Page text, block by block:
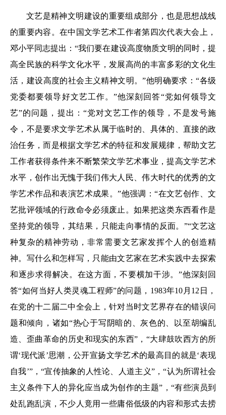
文艺是精神文明建设的重要组成部分，也是思想战线
的重要内容。在中国文学艺术工作者第四次代表大会上，
邓小平同志提出：“我们要在建设高度物质文明的同时，提
高全民族的科学文化水平，发展高尚的丰富多彩的文化生
活，建设高度的社会主义精神文明。”他明确要求：“各级
党委都要领导好文艺工作。”他深刻回答“党如何领导文
艺”的问题，提出：“党对文艺工作的领导，不是发号施
令，不是要求文学艺术从属于临时的、具体的、直接的政
治任务，而是根据文学艺术的特征和发展规律，帮助文艺
工作者获得条件来不断繁荣文学艺术事业，提高文学艺术
水平，创作出无愧于我们伟大人民、伟大时代的优秀的文
学艺术作品和表演艺术成果。”他强调：“在文艺创作、文
艺批评领域的行政命令必须废止。如果把这类东西看作是
坚持党的领导，其结果，只能走向事情的反面。”“文艺这
种复杂的精神劳动，非常需要文艺家发挥个人的创造精
神。写什么和怎样写，只能由文艺家在艺术实践中去探索
和逐步求得解决。在这方面，不要横加干涉。”他深刻回
答“如何当好人类灵魂工程师”的问题，1983年10月12日，
在党的十二届二中全会上，针对当时文艺界存在的错误问
题和倾向，诸如“热心于写阴暗的、灰色的、以至胡编乱
造、歪曲革命的历史和现实的东西”，“大肆鼓吹西方的所
谓‘现代派’思潮，公开宣扬文学艺术的最高目的就是‘表现
自我’”，“宣传抽象的人性论、人道主义”，“认为所谓社会
主义条件下人的异化应当成为创作的主题”，“有些演员到
处乱跑乱演，不少人竟用一些庸俗低级的内容和形式去捞